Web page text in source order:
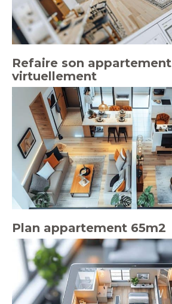
Refaire son appartement
virtuellement
Plan appartement 65m2